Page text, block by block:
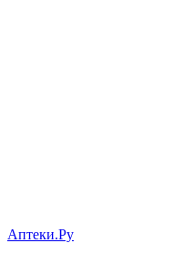
Аптеки.Ру